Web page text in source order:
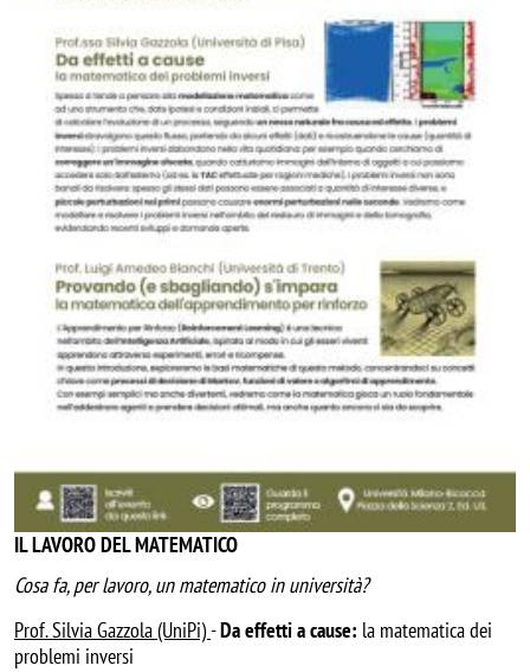
IL LAVORO DEL MATEMATICO
Cosa fa, per lavoro, un matematico in università?
Prof. Silvia Gazzola (UniPi)-Da effetti a cause: la matematica dei
problemi inversi